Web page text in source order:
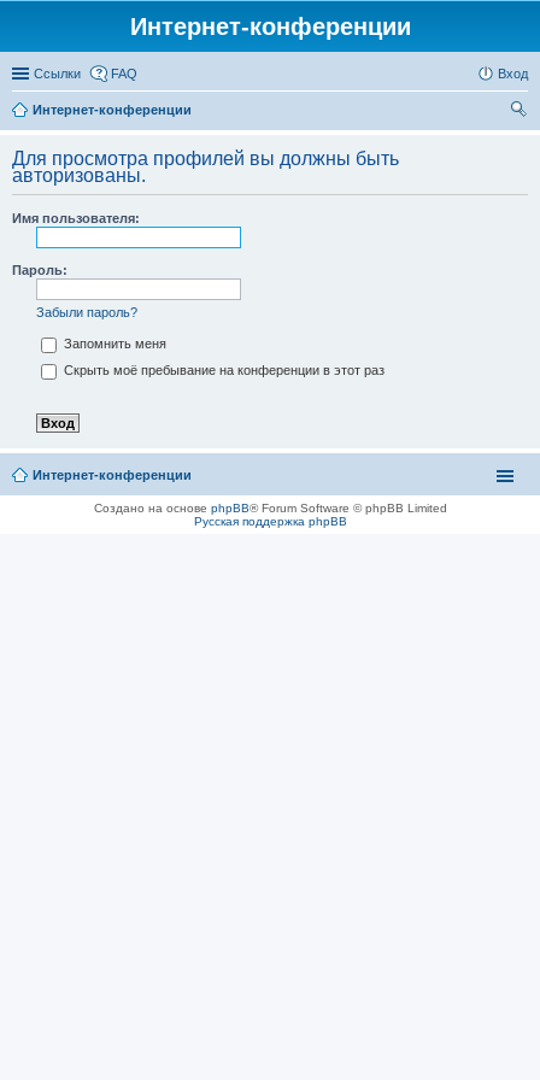
Интернет-конференции
Ссылки FAQ Вход
Интернет-конференции
Для просмотра профилей вы должны быть
авторизованы.
Имя пользователя:
Пароль:
Забыли пароль?
Запомнить меня
Скрыть моё пребывание на конференции в этот раз
Интернет-конференции
Создано на основе phpBB® Forum Software © phpBB Limited
Русская поддержка phpBB